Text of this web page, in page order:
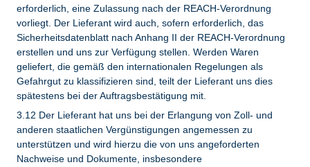
erforderlich, eine Zulassung nach der REACH-Verordnung
vorliegt. Der Lieferant wird auch, sofern erforderlich, das
Sicherheitsdatenblatt nach Anhang II der REACH-Verordnung
erstellen und uns zur Verfügung stellen. Werden Waren
geliefert, die gemäß den internationalen Regelungen als
Gefahrgut zu klassifizieren sind, teilt der Lieferant uns dies
spätestens bei der Auftragsbestätigung mit.
3.12 Der Lieferant hat uns bei der Erlangung von Zoll- und
anderen staatlichen Vergünstigungen angemessen zu
unterstützen und wird hierzu die von uns angeforderten
Nachweise und Dokumente, insbesondere